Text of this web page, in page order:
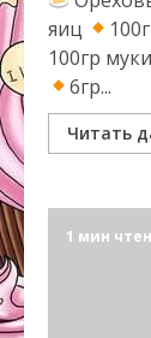
яиц
100гр муки
6гр...
Читать
1 мин